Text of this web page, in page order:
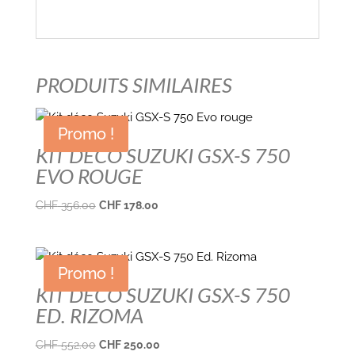
PRODUITS SIMILAIRES
Promo !
KIT DÉCO SUZUKI GSX-S 750
EVO ROUGE
CHF356.00 Le
était :
CHF 356.00.
CHF178.00Le
est :
Promo !
KIT DÉCO SUZUKI GSX-S 750
ED. RIZOMA
CHF552.00 Le
CHF250.00Le